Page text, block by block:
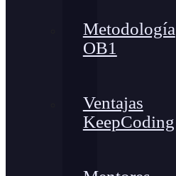
Metodología
OB1
Ventajas
KeepCoding